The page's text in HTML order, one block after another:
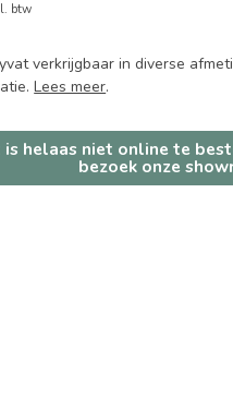
btw
verkrijgbaar in diverse
Lees meer.
helaas niet online te
bezoek onze